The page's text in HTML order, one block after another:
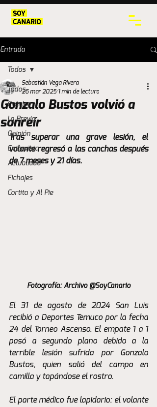
Entrada
Todos
Crónica
La Previa
Opinión
Entrevista
Actualidad
Fichajes
Cortita y Al Pie
Todos
Gonzalo Bustos volvió a
sonreír
Sebastián Vega Rivera
26 mar 2025 1 min de lectura
Tras superar una grave lesión, el
volante regresó a las canchas después
de 7 meses y 21 días.
Fotografía: Archivo @SoyCanario
El 31 de agosto de 2024 San Luis
recibió a Deportes Temuco por la fecha
24 del Torneo Ascenso. El empate 1 a 1
pasó a segundo plano debido a la
terrible lesión sufrida por Gonzalo
Bustos, quien salió del campo en
camilla y tapándose el rostro.
El parte médico fue lapidario: el volante